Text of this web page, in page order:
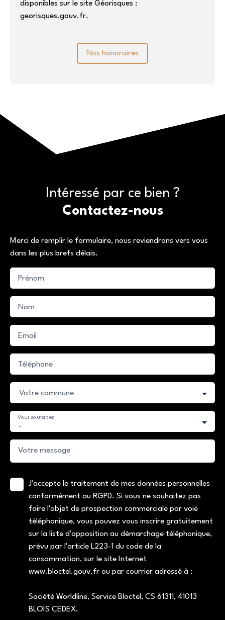
disponibles sur le site Géorisques :
georisques.gouv.fr.
Nos honoraires
Intéressé par ce bien ?
Contactez-nous
Merci de remplir le formulaire, nous reviendrons vers vous
dans les plus brefs délais.
Prénom
Nom
Email
Téléphone
Votre commune
-
Vous souhaitez
Votre message
J'accepte le traitement de mes données personnelles
conformément au RGPD. Si vous ne souhaitez pas
faire l'objet de prospection commerciale par voie
téléphonique, vous pouvez vous inscrire gratuitement
sur la liste d'opposition au démarchage téléphonique,
prévu par l'article L223-1 du code de la
consommation, sur le site Internet
www.bloctel.gouv.fr ou par courrier adressé à :
Société Worldline, Service Bloctel, CS 61311, 41013
BLOIS CEDEX.